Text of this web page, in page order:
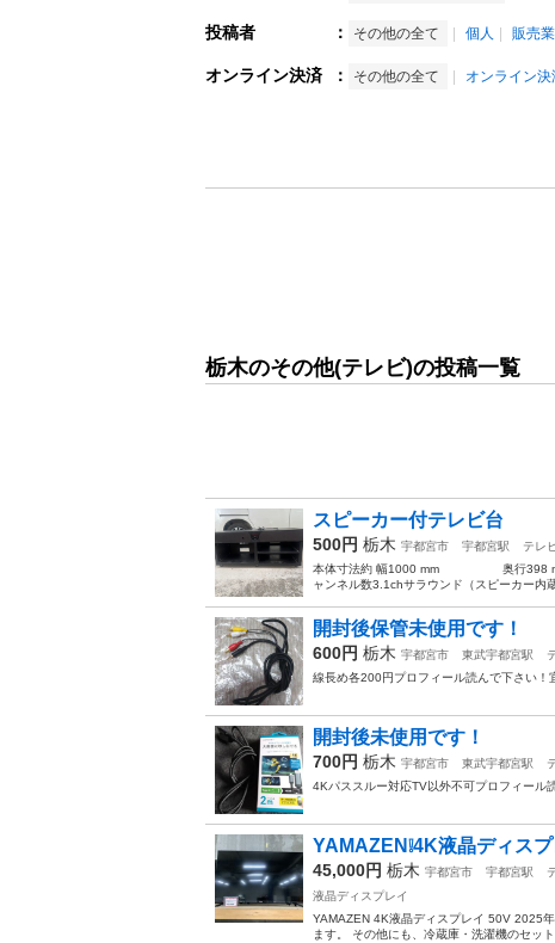
投稿者 ： その他の全て 個人 販売
オンライン決済 ： その他の全て オンライン
栃木のその他(テレビ)の投稿一覧
スピーカー付テレビ台
500円 栃木 宇都宮市 宇都宮駅
テレ
本体寸法約 幅1000 mm 奥行398
ャンネル数3.1chサラウンド（スピーカー内
開封後保管未使用です！
600円 栃木 宇都宮市 東武宇都宮駅
線長め各200円プロフィール読んで下さい！
開封後未使用です！
700円 栃木 宇都宮市 東武宇都宮駅
4Kパススルー対応TV以外不可プロフィール
YAMAZEN❕4K液晶ディスプ
45,000円 栃木 宇都宮市 宇都宮駅
液晶ディスプレイ
YAMAZEN 4K液晶ディスプレイ 50V 2025
ます。 その他にも、冷蔵庫・洗濯機のセ